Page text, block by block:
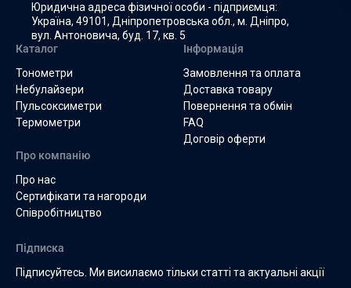
Юридична адреса фізичної особи - підприємця:
Україна, 49101, Дніпропетровська обл., м. Дніпро,
вул. Антоновича, буд. 17, кв. 5
Каталог
Тонометри
Небулайзери
Пульсоксиметри
Термометри
Інформація
Замовлення та оплата
Доставка товару
Повернення та обмін
FAQ
Договір оферти
Про компанію
Про нас
Сертифікати та нагороди
Співробітництво
Підписка
Підписуйтесь. Ми висилаємо тільки статті та актуальні акції